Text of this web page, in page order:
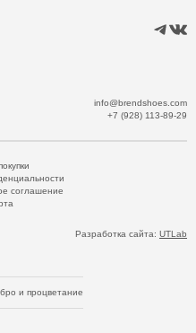
info@brendshoes.com
+7 (928) 113-89-29
соглашение
Разработка сайта: UTLab
и процветание